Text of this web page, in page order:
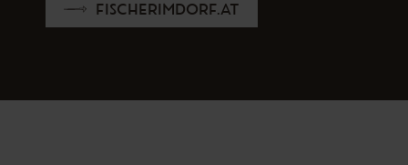
FISCHERIMDORF.AT